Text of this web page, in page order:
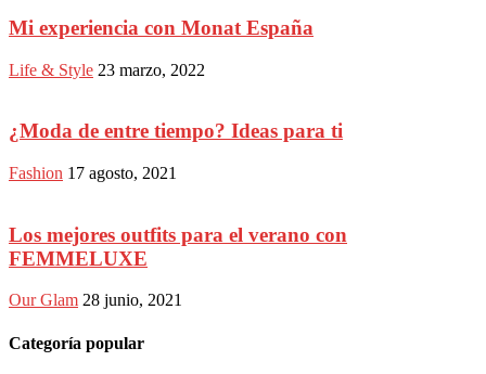
Mi experiencia con Monat España
Life & Style 23 marzo, 2022
¿Moda de entre tiempo? Ideas para ti
Fashion 17 agosto, 2021
Los mejores outfits para el verano con
FEMMELUXE
Our Glam 28 junio, 2021
Categoría popular